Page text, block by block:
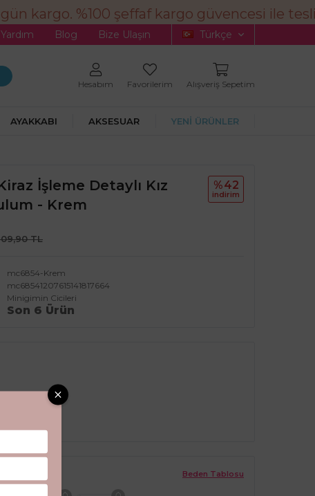
kargo. %100 şeffaf kargo güvencesi ile
Yardım Blog Bize Ulaşın Türkçe
Hesabım Favorilerim Alışveriş Sepetim
AYAKKABI AKSESUAR YENİ ÜRÜNLER
İşleme Detaylı Kız
- Krem
TL
%42
i̇ndi̇ri̇m
mc6854-Krem
mc68541207615141817664
Minigimin Cicileri
Son 6 Ürün
Beden Tablosu